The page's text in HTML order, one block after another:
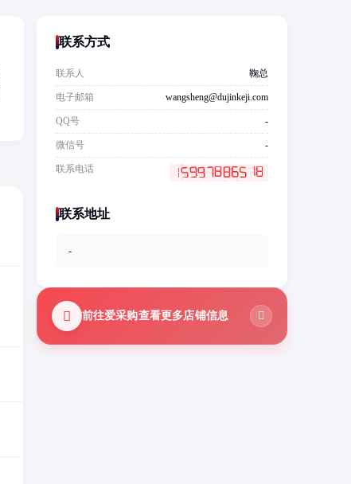
联系方式
联系人 鞠总
电子邮箱 wangsheng@dujinkeji.com
QQ号 -
微信号 -
联系电话
联系地址
-
前往爱采购查看更多店铺信息